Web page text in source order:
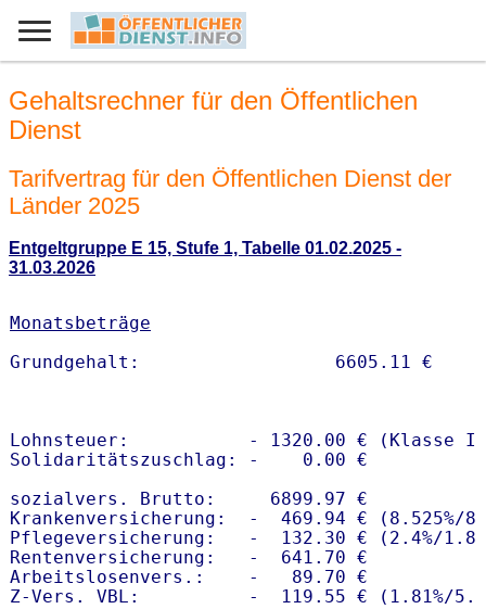
Gehaltsrechner für den Öffentlichen
Dienst
Tarifvertrag für den Öffentlichen Dienst der
Länder 2025
Entgeltgruppe E 15, Stufe 1, Tabelle 01.02.2025 -
31.03.2026
Monatsbeträge
Lohnsteuer:           - 1320.00 € (Klasse I)
Solidaritätszuschlag: -    0.00 €
sozialvers. Brutto:     6899.97 €
Krankenversicherung:  -  469.94 € (8.525%/
Pflegeversicherung:   -  132.30 € (2.4%/
Rentenversicherung:   -  641.70 €
Arbeitslosenvers.:    -   89.70 €
Z-Vers. VBL:          -  119.55 € ( 1.81%/